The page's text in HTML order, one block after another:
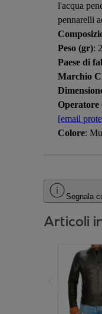
l'acqua
pennarelli
Peso (gr):
Paese di
Marchio
Operatore
[email
Colore:
Segnala
Articoli